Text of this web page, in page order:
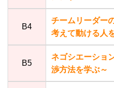
B4
チームリーダー
考えて動ける人
B5
ネゴシエーショ
渉方法を学ぶ～